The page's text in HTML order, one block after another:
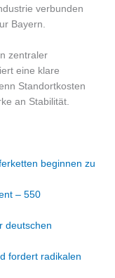
verbunden
Bayern.
zentraler
eine klare
Standortkosten
an Stabilität.
beginnen zu
– 550
deutschen
fordert radikalen